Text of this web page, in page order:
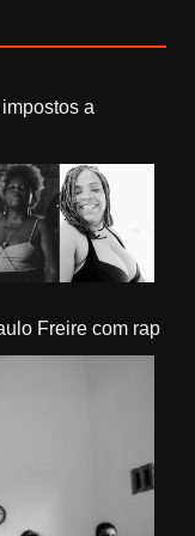
a
Freire com rap